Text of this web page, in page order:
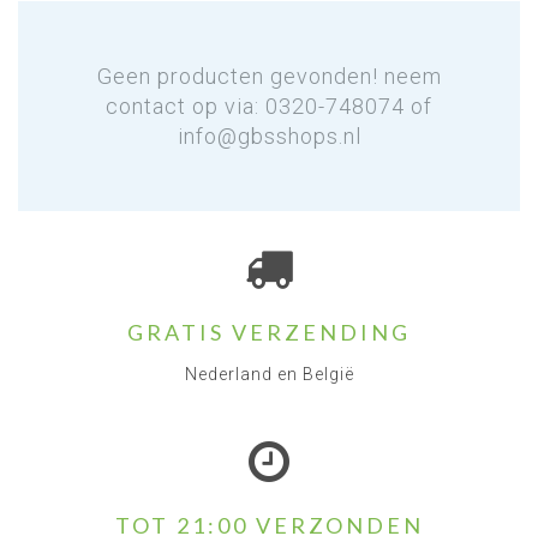
Geen producten gevonden! neem
contact op via: 0320-748074 of
info@gbsshops.nl
GRATIS VERZENDING
Nederland en België
TOT 21:00 VERZONDEN